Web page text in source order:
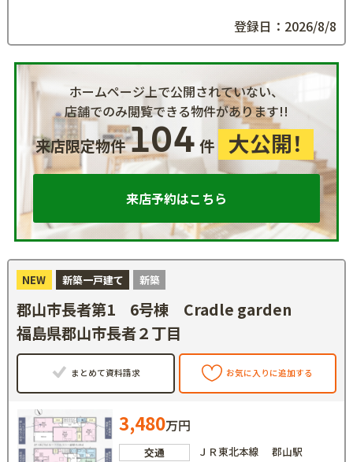
登録日：2026/8/8
ホームページ上で公開されていない、
店舗でのみ閲覧できる物件があります!!
来店限定物件104 件 大公開！
来店予約はこちら
NEW 新築一戸建て 新築
郡山市長者第1 6号棟 Cradle garden
福島県郡山市長者２丁目
まとめて資料請求 お気に入りに追加する
3,480万円
交通
ＪＲ東北本線 郡山駅